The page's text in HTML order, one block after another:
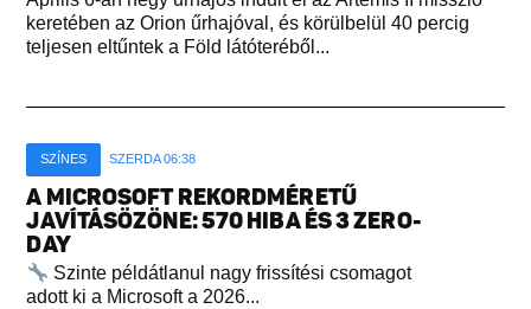
keretében az Orion űrhajóval, és körülbelül 40 percig
teljesen eltűntek a Föld látóteréből...
SZÍNES SZERDA 06:38
A MICROSOFT REKORDMÉRETŰ
JAVÍTÁSÖZÖNE: 570 HIBA ÉS 3 ZERO-
DAY
Szinte példátlanul nagy frissítési csomagot
adott ki a Microsoft a 2026...